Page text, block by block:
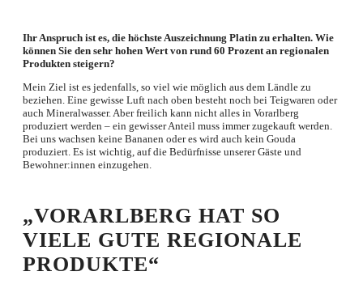
Ihr Anspruch ist es, die höchste Auszeichnung Platin zu erhalten. Wie
können Sie den sehr hohen Wert von rund 60 Prozent an regionalen
Produkten steigern?
Mein Ziel ist es jedenfalls, so viel wie möglich aus dem Ländle zu
beziehen. Eine gewisse Luft nach oben besteht noch bei Teigwaren oder
auch Mineralwasser. Aber freilich kann nicht alles in Vorarlberg
produziert werden – ein gewisser Anteil muss immer zugekauft werden.
Bei uns wachsen keine Bananen oder es wird auch kein Gouda
produziert. Es ist wichtig, auf die Bedürfnisse unserer Gäste und
Bewohner:innen einzugehen.
„VORARLBERG HAT SO
VIELE GUTE REGIONALE
PRODUKTE“